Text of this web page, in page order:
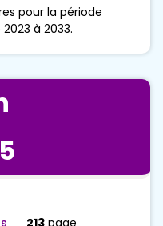
pour la période
à 2033.
213 page